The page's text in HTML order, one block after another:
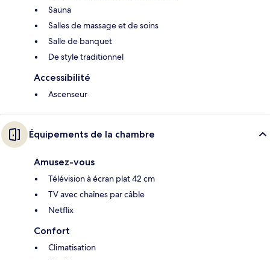
Sauna
Salles de massage et de soins
Salle de banquet
De style traditionnel
Accessibilité
Ascenseur
Équipements de la chambre
Amusez-vous
Télévision à écran plat 42 cm
TV avec chaînes par câble
Netflix
Confort
Climatisation